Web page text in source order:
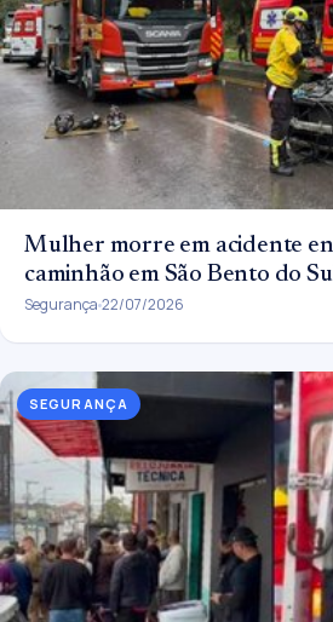
Mulher morre em acidente
caminhão em São Bento do
Segurança 22/07/2026
SEGURANÇA